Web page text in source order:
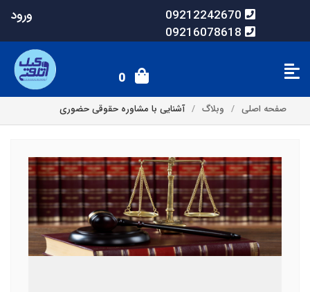
09212242670
09216078618
ورود
0
صفحه اصلی وبلاگ آشنایی با مشاوره حقوقی حضوری